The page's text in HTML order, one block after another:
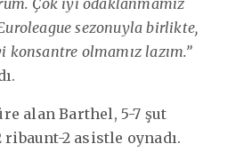
sezonuyla birlikte,
konsantre olmamız lazım.”
alan Barthel, 5-7 şut
ribaunt-2 asistle oynadı.